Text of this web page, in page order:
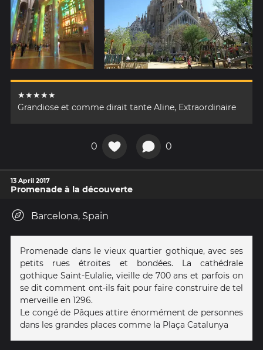
★★★★★
Grandiose et comme dirait tante Aline, Extraordinaire
0 0
13 April 2017
Promenade à la découverte
Barcelona, Spain
Promenade dans le vieux quartier gothique, avec ses
petits rues étroites et bondées. La cathédrale
gothique Saint-Eulalie, vieille de 700 ans et parfois on
se dit comment ont-ils fait pour faire construire de tel
merveille en 1296.
Le congé de Pâques attire énormément de personnes
dans les grandes places comme la Plaça Catalunya